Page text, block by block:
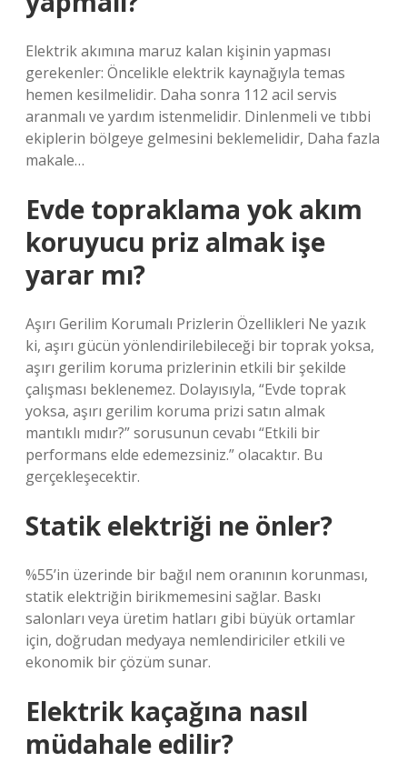
Elektrik akımına maruz kalan kişinin yapması
gerekenler: Öncelikle elektrik kaynağıyla temas
hemen kesilmelidir. Daha sonra 112 acil servis
aranmalı ve yardım istenmelidir. Dinlenmeli ve tıbbi
ekiplerin bölgeye gelmesini beklemelidir, Daha fazla
makale…
Evde topraklama yok akım
koruyucu priz almak işe
yarar mı?
Aşırı Gerilim Korumalı Prizlerin Özellikleri Ne yazık
ki, aşırı gücün yönlendirilebileceği bir toprak yoksa,
aşırı gerilim koruma prizlerinin etkili bir şekilde
çalışması beklenemez. Dolayısıyla, “Evde toprak
yoksa, aşırı gerilim koruma prizi satın almak
mantıklı mıdır?” sorusunun cevabı “Etkili bir
performans elde edemezsiniz.” olacaktır. Bu
gerçekleşecektir.
Statik elektriği ne önler?
%55’in üzerinde bir bağıl nem oranının korunması,
statik elektriğin birikmemesini sağlar. Baskı
salonları veya üretim hatları gibi büyük ortamlar
için, doğrudan medyaya nemlendiriciler etkili ve
ekonomik bir çözüm sunar.
Elektrik kaçağına nasıl
müdahale edilir?